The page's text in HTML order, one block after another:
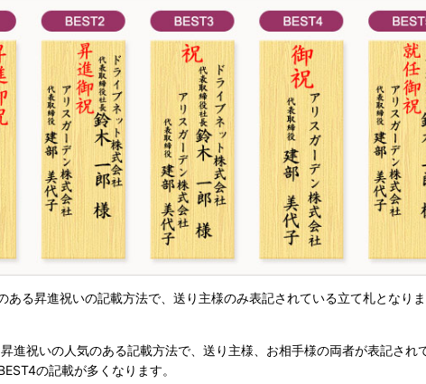
ある昇進祝いの記載方法で、送り主様のみ表記されている立て札とな
進祝いの人気のある記載方法で、送り主様、お相手様の両者が表記さ
の記載が多くなります。